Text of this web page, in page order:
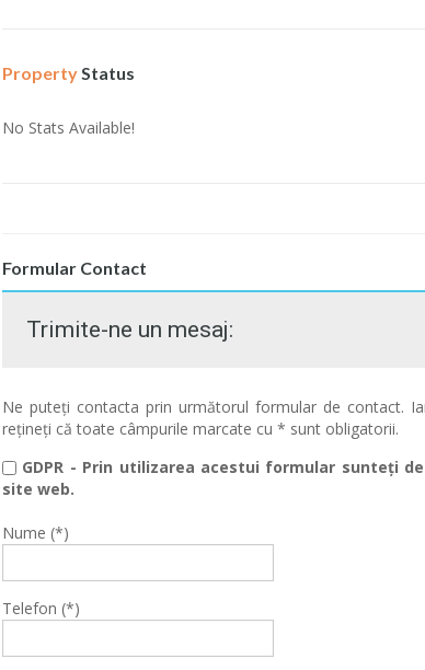
PropertyStatus
No Stats Available!
Formular Contact
Trimite-ne un mesaj:
Ne puteți contacta prin următorul formular de contact.
rețineți că toate câmpurile marcate cu * sunt obligatorii.
GDPR - Prin utilizarea acestui formular sunteți
site web.
Nume (*)
Telefon (*)